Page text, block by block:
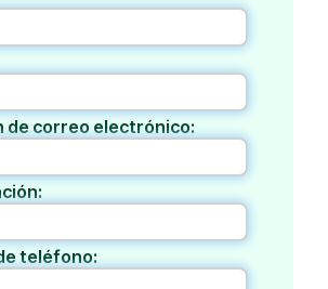
de correo electrónico:
teléfono: